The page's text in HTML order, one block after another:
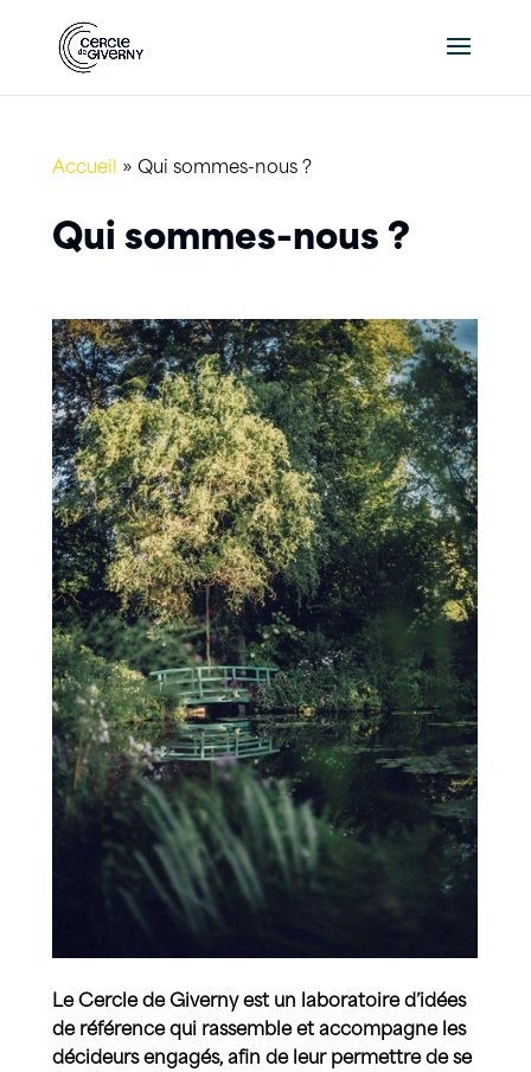
Accueil » Qui sommes-nous ?
Qui sommes-nous ?
Le Cercle de Giverny est un laboratoire d’idées
de référence qui rassemble et accompagne les
décideurs engagés, afin de leur permettre de se